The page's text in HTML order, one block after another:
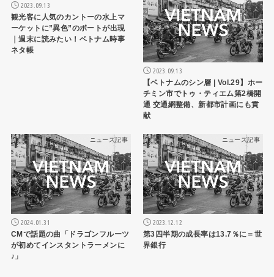
2023.09.13
観光客に人気のカントーの水上マ
ーケットに”異色”のボートが出現
｜週末に読みたい！ベトナム時事
ネタ帳
2023.09.13
【ベトナムのシン層 | Vol.29】ホー
チミン市でトゥ・ティエム第2橋開
通 交通網整備、新都市計画にも貢
献
ニュース記事
2024.01.31
CMで話題の曲「ドラゴンフルーツ
が初めてインスタントラーメンに
♪」
ニュース記事
2023.12.12
第3四半期の成長率は13.7％に＝世
界銀行